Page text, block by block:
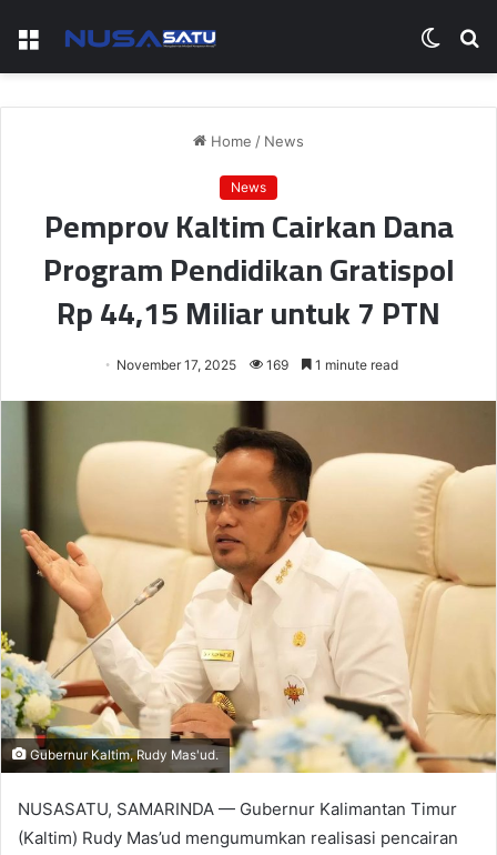
Menu
Switch
skin
Home / News
News
Pemprov Kaltim Cairkan Dana
Program Pendidikan Gratispol
Rp 44,15 Miliar untuk 7 PTN
November 17, 2025 169 1 minute read
Gubernur Kaltim, Rudy Mas'ud.
NUSASATU, SAMARINDA — Gubernur Kalimantan Timur
(Kaltim) Rudy Mas’ud mengumumkan realisasi pencairan